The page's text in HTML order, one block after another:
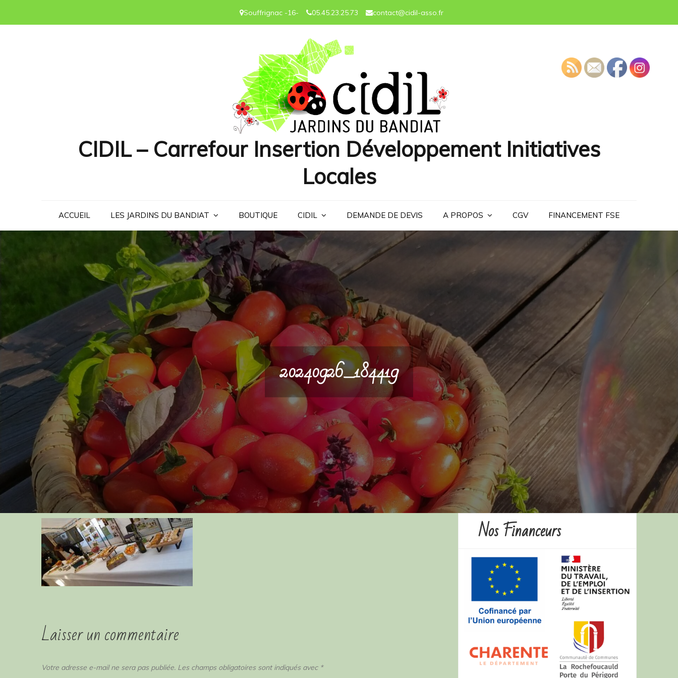
Souffrignac -16- 05.45.23.25.73 contact@cidil-asso.fr
CIDIL – Carrefour Insertion Développement Initiatives
Locales
ACCUEIL LES JARDINS DU BANDIAT BOUTIQUE CIDIL DEMANDE DE DEVIS A PROPOS CGV FINANCEMENT FSE
20240926_184419
Laisser un commentaire
Votre adresse e-mail ne sera pas publiée. Les champs obligatoires sont indiqués avec *
Nos Financeurs